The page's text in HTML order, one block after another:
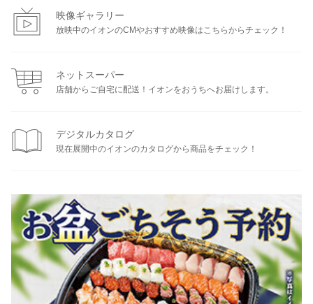
映像ギャラリー
放映中のイオンのCMやおすすめ映像はこちらからチェック！
ネットスーパー
店舗からご自宅に配送！イオンをおうちへお届けします。
デジタルカタログ
現在展開中のイオンのカタログから商品をチェック！